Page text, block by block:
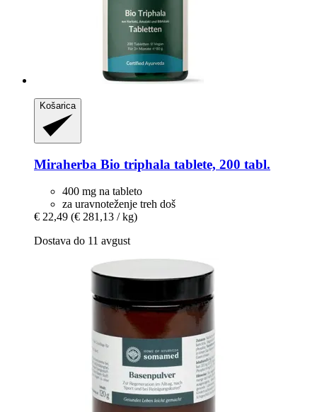
Košarica
Miraherba Bio triphala tablete, 200 tabl.
400 mg na tableto
za uravnoteženje treh doš
€ 22,49 (€ 281,13 / kg)
Dostava do 11 avgust